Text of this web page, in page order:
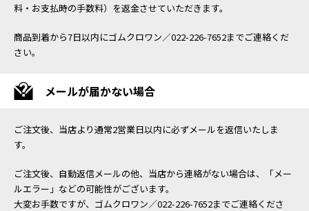
料・お支払時の手数料）を返金させていただきます。
商品到着から7日以内にゴムクロワン／022-226-7652までご連絡くだ
さい。
メールが届かない場合
ご注文後、当店より通常2営業日以内に必ずメールを返信いたしま
す。
ご注文後、自動返信メールの他、当店から連絡がない場合は、「メー
ルエラー」などの可能性がございます。
大変お手数ですが、ゴムクロワン／022-226-7652までご連絡くださ